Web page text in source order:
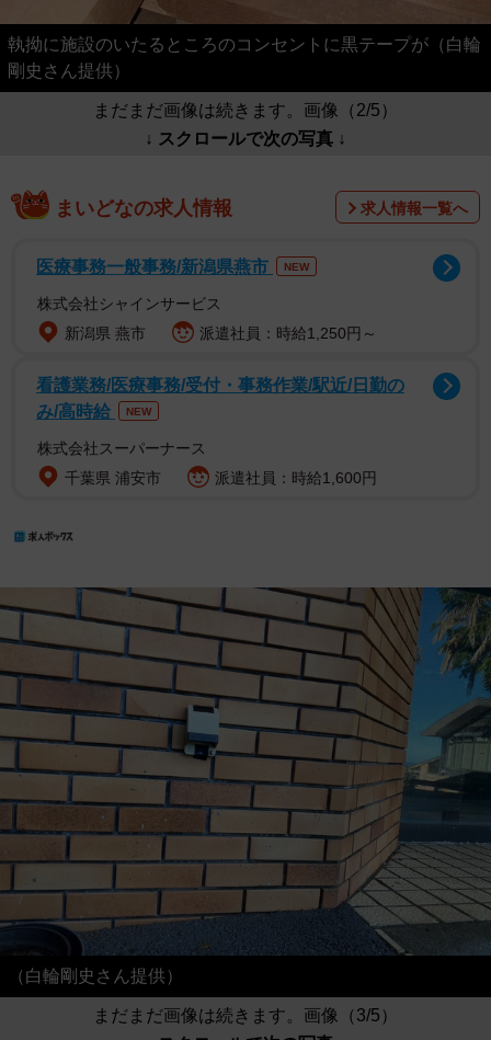
執拗に施設のいたるところのコンセントに黒テープが（白輪
剛史さん提供）
まだまだ画像は続きます。画像（2/5）
↓ スクロールで次の写真 ↓
まいどなの求人情報 求人情報一覧へ
医療事務一般事務/新潟県燕市 NEW
株式会社シャインサービス
新潟県 燕市
派遣社員：時給1,250円～
看護業務/医療事務/受付・事務作業/駅近/日勤の
み/高時給
NEW
株式会社スーパーナース
千葉県 浦安市
派遣社員：時給1,600円
（白輪剛史さん提供）
まだまだ画像は続きます。画像（3/5）